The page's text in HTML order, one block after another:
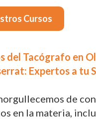
Cursos
del Tacógrafo en
Expertos a tu
de
en la materia,